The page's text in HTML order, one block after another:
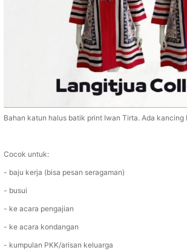
Bahan katun halus batik print Iwan Tirta. Ada kancing
Cocok untuk:
- baju kerja (bisa pesan seragaman)
- busui
- ke acara pengajian
- ke acara kondangan
- kumpulan PKK/arisan keluarga